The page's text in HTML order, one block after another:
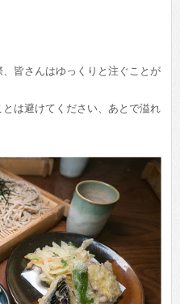
皆さんはゆっくりと注ぐことが
は避けてください、あとで溢れ